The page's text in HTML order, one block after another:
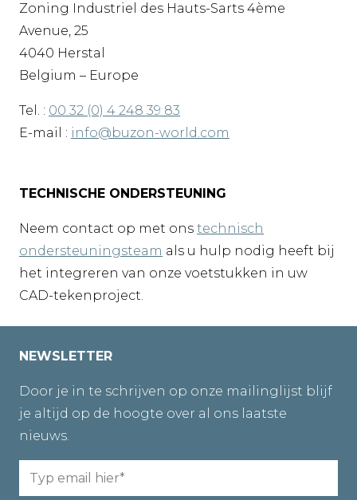
Zoning Industriel des Hauts-Sarts 4ème
Avenue, 25
4040 Herstal
Belgium – Europe
Tel. : 00 32 (0) 4 248 39 83
E-mail : info@buzon-world.com
TECHNISCHE ONDERSTEUNING
Neem contact op met ons technisch
ondersteuningsteam als u hulp nodig heeft bij
het integreren van onze voetstukken in uw
CAD-tekenproject.
NEWSLETTER
Door je in te schrijven op onze mailinglijst blijf
je altijd op de hoogte over al ons laatste
nieuws.
Email
(Required)